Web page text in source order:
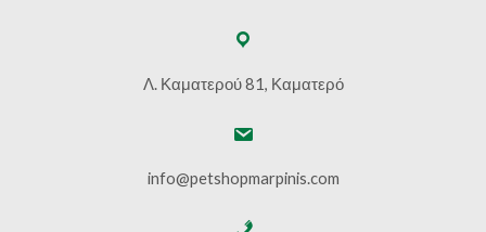
Λ. Καματερού 81, Καματερό
info@petshopmarpinis.com